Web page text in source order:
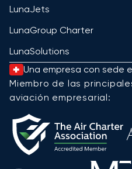
LunaJets
LunaGroup Charter
LunaSolutions
Una empresa con sede
Miembro de las
aviación empresarial: